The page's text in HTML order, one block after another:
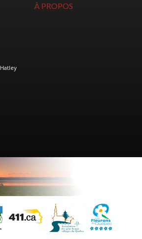
À PROPOS